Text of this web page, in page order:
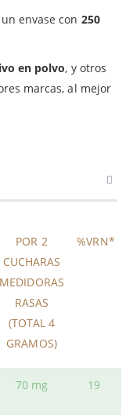
envase con 250
en polvo, y otros
marcas, al mejor
POR 2
CUCHARAS
MEDIDORAS
RASAS
(TOTAL 4
GRAMOS)
%VRN*
70 mg 19